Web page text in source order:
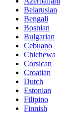
Belarusian
Bengali
Bosnian
Bulgarian
Cebuano
Chichewa
Corsican
Croatian
Dutch
Estonian
Filipino
Finnish